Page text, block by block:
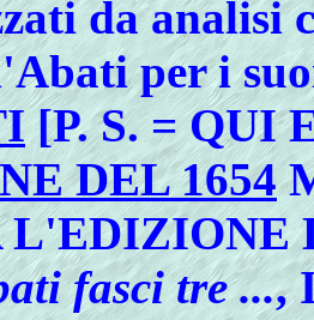
da analisi
per i
[P. S. = QUI
DEL 1654
L'EDIZIONE
fasci tre ...,